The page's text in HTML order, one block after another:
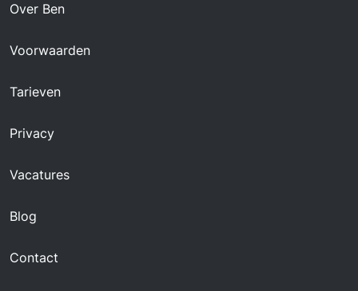
Over Ben
Voorwaarden
Tarieven
Privacy
Vacatures
Blog
Contact